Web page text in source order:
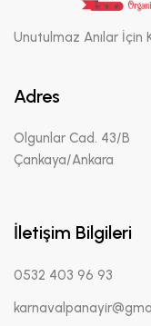
Unutulmaz Anılar İçin
Adres
Olgunlar Cad. 43/B
Çankaya/Ankara
İletişim Bilgileri
0532 403 96 93